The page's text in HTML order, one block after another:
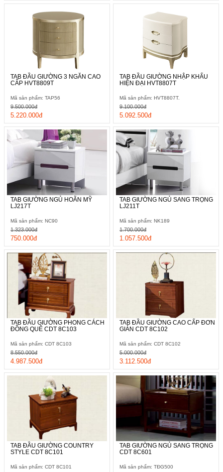
TAB ĐẦU GIƯỜNG 3 NGĂN CAO
CẤP HVT8809T
Mã sản phẩm: TAP56
5.220.000đ
9.500.000đ
TAB ĐẦU GIƯỜNG NHẬP KHẨU
HIỆN ĐẠI HVT8807T
Mã sản phẩm: HVT8807T.
5.092.500đ
9.100.000đ
TAB GIƯỜNG NGỦ HOÃN MỸ
LJ217T
Mã sản phẩm: NC90
750.000đ
1.323.000đ
TAB GIƯỜNG NGỦ SANG TRỌNG
LJ211T
Mã sản phẩm: NK189
1.057.500đ
1.700.000đ
TAB ĐẦU GIƯỜNG PHONG CÁCH
ĐỒNG QUÊ CDT 8C103
Mã sản phẩm: CDT 8C103
4.987.500đ
8.550.000đ
TAB ĐẦU GIƯỜNG CAO CẤP ĐƠN
GIẢN CDT 8C102
Mã sản phẩm: CDT 8C102
3.112.500đ
5.000.000đ
TAB ĐẦU GIƯỜNG COUNTRY
STYLE CDT 8C101
Mã sản phẩm: CDT 8C101
TAB GIƯỜNG NGỦ SANG TRỌNG
CDT 8C601
Mã sản phẩm: TĐG500